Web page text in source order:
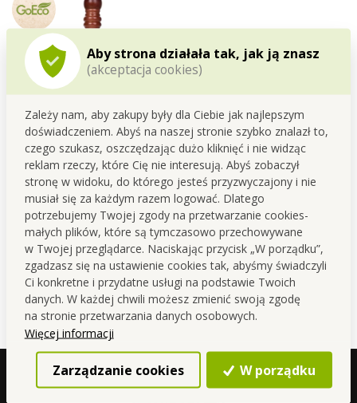
Aby strona działała tak, jak ją znasz
(akceptacja cookies)
Zależy nam, aby zakupy były dla Ciebie jak najlepszym
doświadczeniem. Abyś na naszej stronie szybko znalazł to,
czego szukasz, oszczędzając dużo kliknięć i nie widząc
reklam rzeczy, które Cię nie interesują. Abyś zobaczył
stronę w widoku, do którego jesteś przyzwyczajony i nie
musiał się za każdym razem logować. Dlatego
potrzebujemy Twojej zgody na przetwarzanie cookies-
małych plików, które są tymczasowo przechowywane
w Twojej przeglądarce. Naciskając przycisk „W porządku”,
zgadzasz się na ustawienie cookies tak, abyśmy świadczyli
Ci konkretne i przydatne usługi na podstawie Twoich
danych. W każdej chwili możesz zmienić swoją zgodę
na stronie przetwarzania danych osobowych.
Więcej informacji
Zarządzanie cookies W porządku
RĘCZNY MŁYNEK do pieprzu i
soli z drewna bukowego
GoEco® mahoń, wys. 25 cm
Cena dla Ciebie
46,90 zł
Do koszyka
Ostatnie sztuki na magazynie